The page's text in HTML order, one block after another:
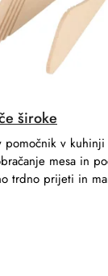
široke
pomočnik v
mesa in
trdno prijeti in